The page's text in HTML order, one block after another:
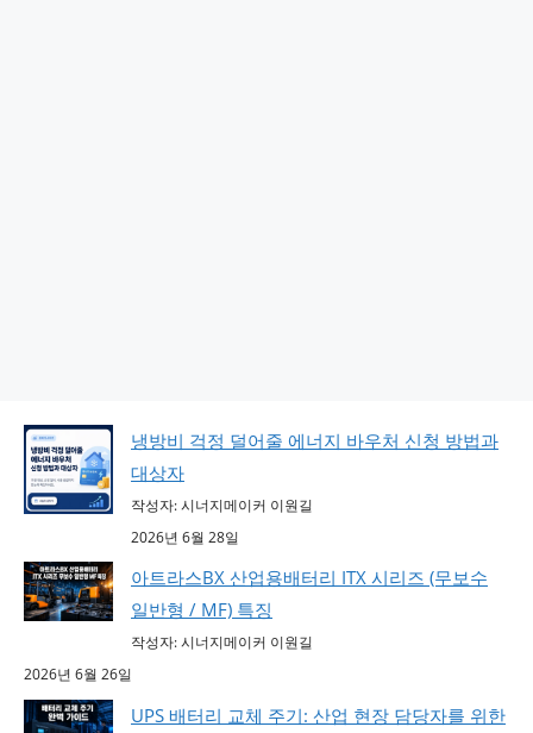
냉방비 걱정 덜어줄 에너지 바우처 신청 방법과
대상자
작성자: 시너지메이커 이원길
2026년 6월 28일
아트라스BX 산업용배터리 ITX 시리즈 (무보수
일반형 / MF) 특징
작성자: 시너지메이커 이원길
2026년 6월 26일
UPS 배터리 교체 주기: 산업 현장 담당자를 위한